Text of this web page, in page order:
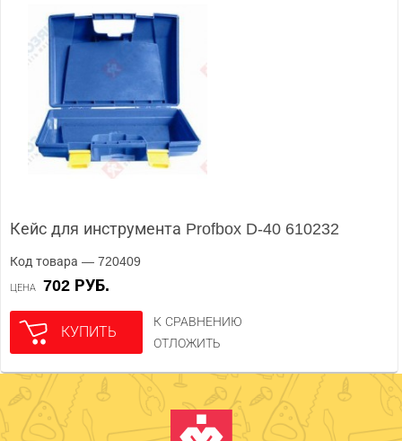
Кейс для инструмента Profbox D-40 610232
Код товара — 720409
ЦЕНА 702 РУБ.
КУПИТЬ
К СРАВНЕНИЮ
ОТЛОЖИТЬ